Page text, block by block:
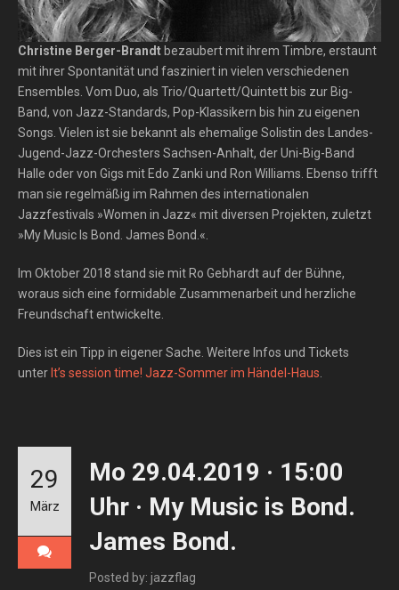
Christine Berger-Brandt bezaubert mit ihrem Timbre, erstaunt
mit ihrer Spontanität und fasziniert in vielen verschiedenen
Ensembles. Vom Duo, als Trio/Quartett/Quintett bis zur Big-
Band, von Jazz-Standards, Pop-Klassikern bis hin zu eigenen
Songs. Vielen ist sie bekannt als ehemalige Solistin des Landes-
Jugend-Jazz-Orchesters Sachsen-Anhalt, der Uni-Big-Band
Halle oder von Gigs mit Edo Zanki und Ron Williams. Ebenso trifft
man sie regelmäßig im Rahmen des internationalen
Jazzfestivals »Women in Jazz« mit diversen Projekten, zuletzt
»My Music Is Bond. James Bond.«.
Im Oktober 2018 stand sie mit Ro Gebhardt auf der Bühne,
woraus sich eine formidable Zusammenarbeit und herzliche
Freundschaft entwickelte.
Dies ist ein Tipp in eigener Sache. Weitere Infos und Tickets
unter It’s session time! Jazz-Sommer im Händel-Haus.
Mo 29.04.2019 · 15:00
Uhr · My Music is Bond.
James Bond.
Posted by: jazzflag
29
März